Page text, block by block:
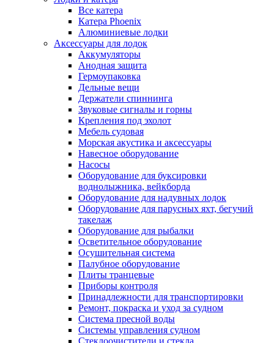
Все катера
Катера Phoenix
Алюминиевые лодки
Аксессуары для лодок
Аккумуляторы
Анодная защита
Гермоупаковка
Дельные вещи
Держатели спиннинга
Звуковые сигналы и горны
Крепления под эхолот
Мебель судовая
Морская акустика и аксессуары
Навесное оборудование
Насосы
Оборудование для буксировки
воднолыжника, вейкборда
Оборудование для надувных лодок
Оборудование для парусных яхт, бегучий
такелаж
Оборудование для рыбалки
Осветительное оборудование
Осушительная система
Палубное оборудование
Плиты транцевые
Приборы контроля
Принадлежности для транспортировки
Ремонт, покраска и уход за судном
Система пресной воды
Системы управления судном
Стеклоочистители и стекла